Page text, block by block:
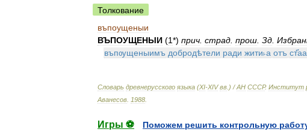
Толкование
въпоущеныи
ВЪПОУЩЕНЫИ (1*) прич страд прош Зд
въпѹщеныимъ добродѣтели ради жити˫а отъ
Словарь древнерусского языка (XI-XIV вв .) /АН СССР. Институт
Аванесов 1988
Игры ⚽
Поможем решить контрольную